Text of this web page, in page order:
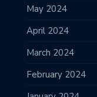
May 2024
April 2024
March 2024
February 2024